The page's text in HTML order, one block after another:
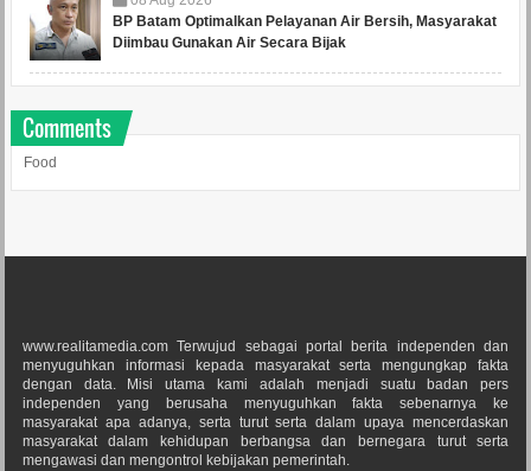
BP Batam Optimalkan Pelayanan Air Bersih, Masyarakat
Diimbau Gunakan Air Secara Bijak
Comments
Food
www.realitamedia.com Terwujud sebagai portal berita independen dan
menyuguhkan informasi kepada masyarakat serta mengungkap fakta
dengan data. Misi utama kami adalah menjadi suatu badan pers
independen yang berusaha menyuguhkan fakta sebenarnya ke
masyarakat apa adanya, serta turut serta dalam upaya mencerdaskan
masyarakat dalam kehidupan berbangsa dan bernegara turut serta
mengawasi dan mengontrol kebijakan pemerintah.